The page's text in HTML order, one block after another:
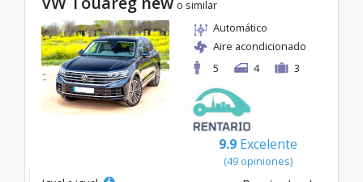
o similar
Automático
Aire acondicionado
5
4 3
9.9 Excelente
(49 opiniones)